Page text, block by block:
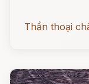
Thần thoại